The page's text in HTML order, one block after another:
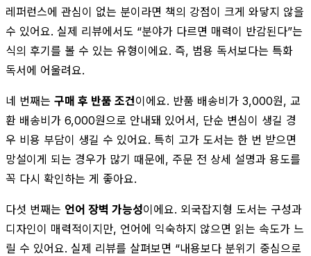
레퍼런스에 관심이 없는 분이라면 책의 강점이 크게 와닿지 않을
수 있어요. 실제 리뷰에서도 “분야가 다르면 매력이 반감된다”는
식의 후기를 볼 수 있는 유형이에요. 즉, 범용 독서보다는 특화
독서에 어울려요.
네 번째는 구매 후 반품 조건이에요. 반품 배송비가 3,000원, 교
환 배송비가 6,000원으로 안내돼 있어서, 단순 변심이 생길 경
우 비용 부담이 생길 수 있어요. 특히 고가 도서는 한 번 받으면
망설이게 되는 경우가 많기 때문에, 주문 전 상세 설명과 용도를
꼭 다시 확인하는 게 좋아요.
다섯 번째는 언어 장벽 가능성이에요. 외국잡지형 도서는 구성과
디자인이 매력적이지만, 언어에 익숙하지 않으면 읽는 속도가 느
릴 수 있어요. 실제 리뷰를 살펴보면 “내용보다 분위기 중심으로